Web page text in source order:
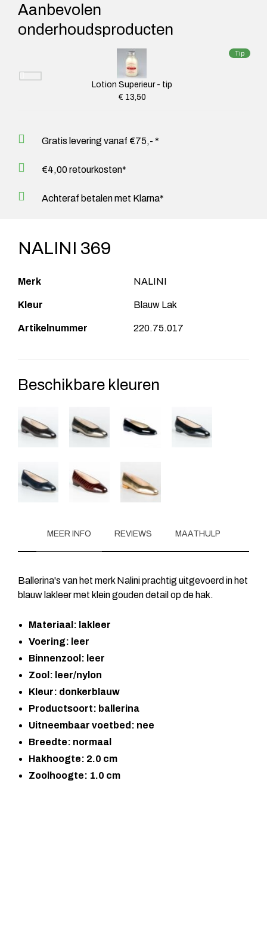
Aanbevolen
onderhoudsproducten
Tip
Lotion Superieur - tip
€ 13,50
Gratis levering vanaf €75,- *
€4,00 retourkosten*
Achteraf betalen met Klarna*
NALINI 369
Merk NALINI
Kleur Blauw Lak
Artikelnummer 220.75.017
Beschikbare kleuren
MEER INFO REVIEWS MAATHULP
Ballerina's van het merk Nalini prachtig uitgevoerd in het
blauw lakleer met klein gouden detail op de hak.
Materiaal: lakleer
Voering: leer
Binnenzool: leer
Zool: leer/nylon
Kleur: donkerblauw
Productsoort: ballerina
Uitneembaar voetbed: nee
Breedte: normaal
Hakhoogte: 2.0 cm
Zoolhoogte: 1.0 cm